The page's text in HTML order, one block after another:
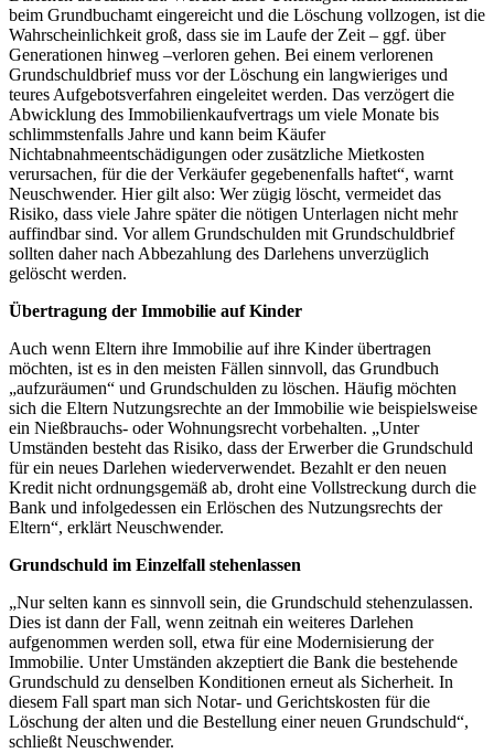
beim Grundbuchamt eingereicht und die Löschung vollzogen, ist die
Wahrscheinlichkeit groß, dass sie im Laufe der Zeit – ggf. über
Generationen hinweg –verloren gehen. Bei einem verlorenen
Grundschuldbrief muss vor der Löschung ein langwieriges und
teures Aufgebotsverfahren eingeleitet werden. Das verzögert die
Abwicklung des Immobilienkaufvertrags um viele Monate bis
schlimmstenfalls Jahre und kann beim Käufer
Nichtabnahmeentschädigungen oder zusätzliche Mietkosten
verursachen, für die der Verkäufer gegebenenfalls haftet“, warnt
Neuschwender. Hier gilt also: Wer zügig löscht, vermeidet das
Risiko, dass viele Jahre später die nötigen Unterlagen nicht mehr
auffindbar sind. Vor allem Grundschulden mit Grundschuldbrief
sollten daher nach Abbezahlung des Darlehens unverzüglich
gelöscht werden.
Übertragung der Immobilie auf Kinder
Auch wenn Eltern ihre Immobilie auf ihre Kinder übertragen
möchten, ist es in den meisten Fällen sinnvoll, das Grundbuch
„aufzuräumen“ und Grundschulden zu löschen. Häufig möchten
sich die Eltern Nutzungsrechte an der Immobilie wie beispielsweise
ein Nießbrauchs- oder Wohnungsrecht vorbehalten. „Unter
Umständen besteht das Risiko, dass der Erwerber die Grundschuld
für ein neues Darlehen wiederverwendet. Bezahlt er den neuen
Kredit nicht ordnungsgemäß ab, droht eine Vollstreckung durch die
Bank und infolgedessen ein Erlöschen des Nutzungsrechts der
Eltern“, erklärt Neuschwender.
Grundschuld im Einzelfall stehenlassen
„Nur selten kann es sinnvoll sein, die Grundschuld stehenzulassen.
Dies ist dann der Fall, wenn zeitnah ein weiteres Darlehen
aufgenommen werden soll, etwa für eine Modernisierung der
Immobilie. Unter Umständen akzeptiert die Bank die bestehende
Grundschuld zu denselben Konditionen erneut als Sicherheit. In
diesem Fall spart man sich Notar- und Gerichtskosten für die
Löschung der alten und die Bestellung einer neuen Grundschuld“,
schließt Neuschwender.